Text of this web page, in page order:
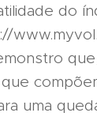
do
uma